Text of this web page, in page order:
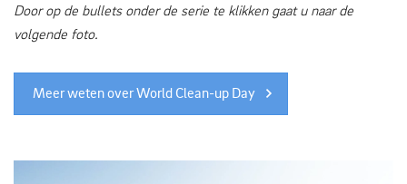
Door op de bullets onder de serie te klikken gaat u naar de
volgende foto.
Meer weten over World Clean-up Day